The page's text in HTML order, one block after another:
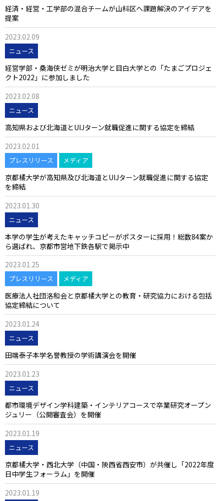
経済・経営・工学部の混合チームが山科区へ課題解決のアイデアを
提案
2023.02.09
ニュース
経営学部・桑海侠ゼミが明治大学と目白大学との「たまごプロジェ
クト2022」に参加しました
2023.02.08
ニュース
高知県および北海道とUIJターン就職促進に関する協定を締結
2023.02.01
プレスリリース メディア
京都橘大学が高知県及び北海道とUIJターン就職促進に関する協定
を締結
2023.01.30
ニュース
本学の学生が考えたキャッチコピーがポスターに採用！総数84案か
ら選ばれ、京都市営地下鉄各駅で掲示中
2023.01.25
プレスリリース メディア
医療法人社団洛和会と京都橘大学との教育・研究協力における包括
協定締結について
2023.01.24
ニュース
田端泰子本学名誉教授の学術講演会を開催
2023.01.23
ニュース
都市環境デザイン学科建築・インテリアコースで卒業研究オープン
ジュリー（公開審査会）を開催
2023.01.19
ニュース
京都橘大学・西北大学（中国・陝西省西安市）が共催し「2022年度
日中学生フォーラム」を開催
2023.01.19